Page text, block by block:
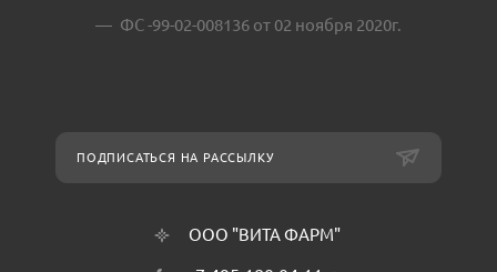
ФС -99-02-008136 от 02 ноября 2020г.
ПОДПИСАТЬСЯ НА РАССЫЛКУ
ООО "ВИТА ФАРМ"